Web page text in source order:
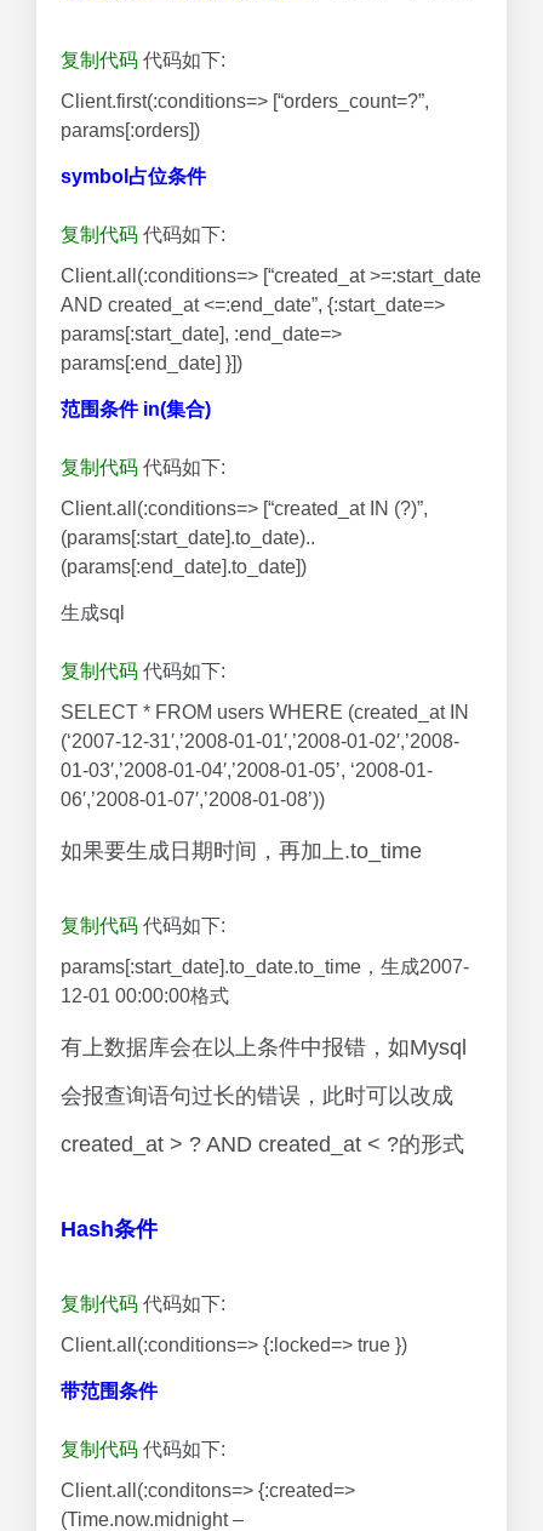
复制代码 代码如下:
Client.first(:conditions=> [“orders_count=?”,
params[:orders])
symbol占位条件
复制代码 代码如下:
Client.all(:conditions=> [“created_at >=:start_date
AND created_at <=:end_date”, {:start_date=>
params[:start_date], :end_date=>
params[:end_date] }])
范围条件 in(集合)
复制代码 代码如下:
Client.all(:conditions=> [“created_at IN (?)”,
(params[:start_date].to_date)..
(params[:end_date].to_date])
生成sql
复制代码 代码如下:
SELECT * FROM users WHERE (created_at IN
(‘2007-12-31′,’2008-01-01′,’2008-01-02′,’2008-
01-03′,’2008-01-04′,’2008-01-05’, ‘2008-01-
06′,’2008-01-07′,’2008-01-08’))
如果要生成日期时间，再加上.to_time
复制代码 代码如下:
params[:start_date].to_date.to_time，生成2007-
12-01 00:00:00格式
有上数据库会在以上条件中报错，如Mysql
会报查询语句过长的错误，此时可以改成
created_at > ? AND created_at < ?的形式
Hash条件
复制代码 代码如下:
Client.all(:conditions=> {:locked=> true })
带范围条件
复制代码 代码如下:
Client.all(:conditons=> {:created=>
(Time.now.midnight –